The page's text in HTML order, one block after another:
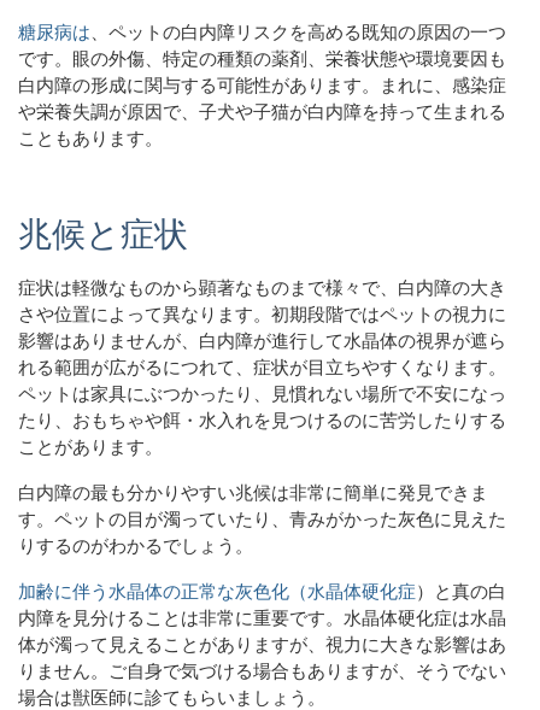
糖尿病は、ペットの白内障リスクを高める既知の原因の一つ
です。眼の外傷、特定の種類の薬剤、栄養状態や環境要因も
白内障の形成に関与する可能性があります。まれに、感染症
や栄養失調が原因で、子犬や子猫が白内障を持って生まれる
こともあります。
兆候と症状
症状は軽微なものから顕著なものまで様々で、白内障の大き
さや位置によって異なります。初期段階ではペットの視力に
影響はありませんが、白内障が進行して水晶体の視界が遮ら
れる範囲が広がるにつれて、症状が目立ちやすくなります。
ペットは家具にぶつかったり、見慣れない場所で不安になっ
たり、おもちゃや餌・水入れを見つけるのに苦労したりする
ことがあります。
白内障の最も分かりやすい兆候は非常に簡単に発見できま
す。ペットの目が濁っていたり、青みがかった灰色に見えた
りするのがわかるでしょう。
加齢に伴う水晶体の正常な灰色化（水晶体硬化症）と真の白
内障を見分けることは非常に重要です。水晶体硬化症は水晶
体が濁って見えることがありますが、視力に大きな影響はあ
りません。ご自身で気づける場合もありますが、そうでない
場合は獣医師に診てもらいましょう。